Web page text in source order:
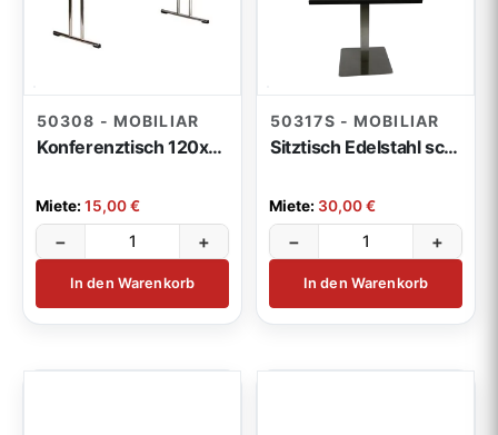
50308 - MOBILIAR
Konferenztisch 120x40x74cm weiß
Miete:15,00 €
− +
In den Warenkorb
50317S - MOBILIAR
Sitztisch Edelstahl schwarz flach 80x80x74cm
Miete: 30,00 €
− +
In den Warenkorb